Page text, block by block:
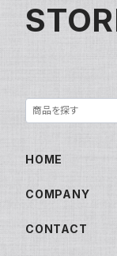
HOME
COMPANY
CONTACT